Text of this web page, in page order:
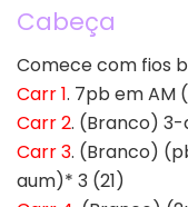
Cabeça
Comece com fios
Carr 1. 7pb em AM
Carr 2. (Branco)
Carr 3. (Branco)
aum)* 3 (21)